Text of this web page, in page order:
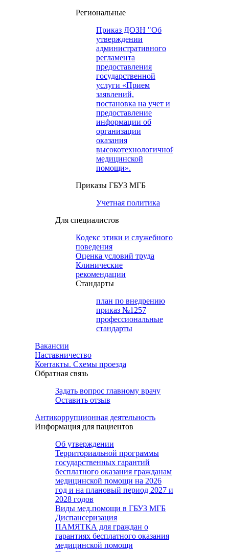
Региональные
Приказ ДОЗН "Об
утверждении
административного
регламента
предоставления
государственной
услуги «Прием
заявлений,
постановка на учет и
предоставление
информации об
организации
оказания
высокотехнологичной
медицинской
помощи».
Приказы ГБУЗ МГБ
Учетная политика
Для специалистов
Кодекс этики и служебного
поведения
Оценка условий труда
Клинические
рекомендации
Cтандарты
план по внедрению
приказ №1257
профессиональные
стандарты
Вакансии
Наставничество
Контакты. Схемы проезда
Обратная связь
Задать вопрос главному врачу
Оставить отзыв
Антикоррупционная деятельность
Информация для пациентов
Об утверждении
Территориальной программы
государственных гарантий
бесплатного оказания гражданам
медицинской помощи на 2026
год и на плановый период 2027 и
2028 годов
Виды мед.помощи в ГБУЗ МГБ
Диспансеризация
ПАМЯТКА для граждан о
гарантиях бесплатного оказания
медицинской помощи